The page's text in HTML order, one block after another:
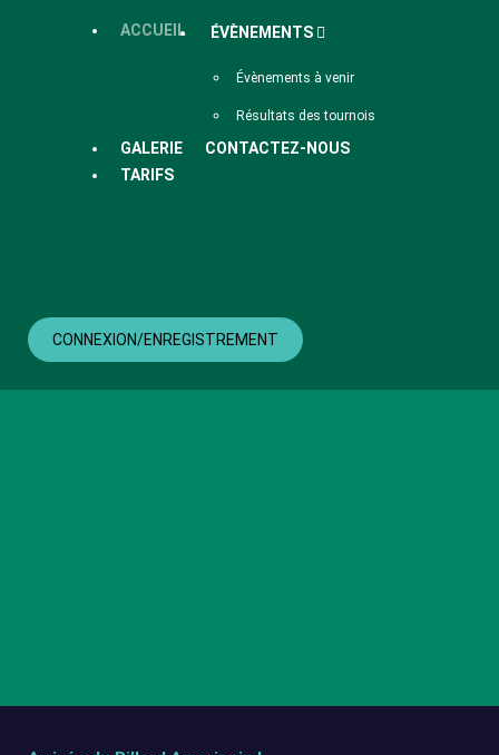
ACCUEIL ÉVÈNEMENTS
Évènements à venir
Résultats des tournois
GALERIE
CONTACTEZ-NOUS
TARIFS
CONNEXION/ENREGISTREMENT